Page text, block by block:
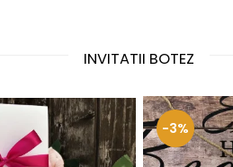
INVITATII BOTEZ
-3%